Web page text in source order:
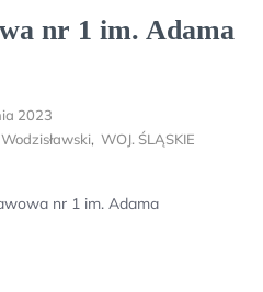
nr 1 im. Adama
2023
, WOJ. ŚLĄSKIE
nr 1 im. Adama